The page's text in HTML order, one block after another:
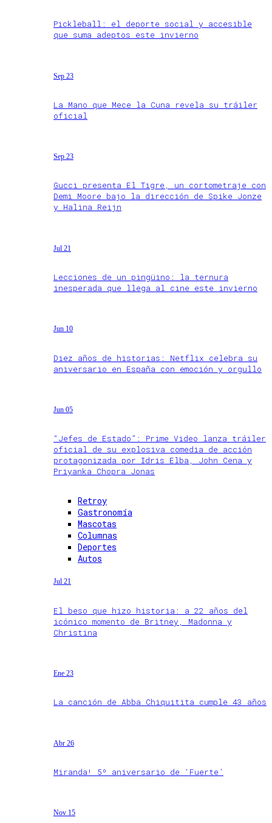
Pickleball: el deporte social y accesible
que suma adeptos este invierno
Sep 23
La Mano que Mece la Cuna revela su tráiler
oficial
Sep 23
Gucci presenta El Tigre, un cortometraje con
Demi Moore bajo la dirección de Spike Jonze
y Halina Reijn
Jul 21
Lecciones de un pingüino: la ternura
inesperada que llega al cine este invierno
Jun 10
Diez años de historias: Netflix celebra su
aniversario en España con emoción y orgullo
Jun 05
“Jefes de Estado”: Prime Video lanza tráiler
oficial de su explosiva comedia de acción
protagonizada por Idris Elba, John Cena y
Priyanka Chopra Jonas
Retroy
Gastronomía
Mascotas
Columnas
Deportes
Autos
Jul 21
El beso que hizo historia: a 22 años del
icónico momento de Britney, Madonna y
Christina
Ene 23
La canción de Abba Chiquitita cumple 43 años
Abr 26
Miranda! 5º aniversario de ‘Fuerte’
Nov 15